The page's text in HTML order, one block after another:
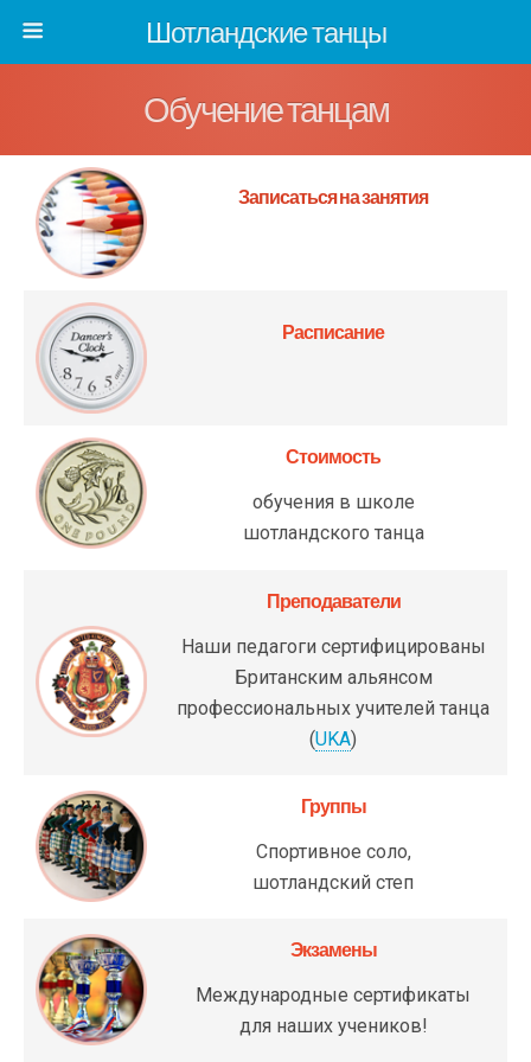
Шотландские танцы
Обучение танцам
Записатьсяна занятия
Расписание
Стоимость
обучения в школе
шотландского танца
Преподаватели
Наши педагоги сертифицированы
Британским альянсом
профессиональных учителей танца
(UKA)
Группы
Спортивное соло,
шотландский степ
Экзамены
Международные сертификаты
для наших учеников!